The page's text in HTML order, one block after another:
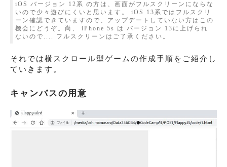
iOS バージョン 12系 の方は、画面がフルスクリーンにならな
いので少々遊びにくいと思います。 iOS 13系ではフルスクリ
ーン確認できていますので、アップデートしていない方はこの
機会にどうぞ。尚、 iPhone 5s は バージョン 13に上げられ
ないので.... フルスクリーンはご了承ください。
それでは横スクロール型ゲームの作成手順をご紹介し
ていきます。
キャンバスの用意